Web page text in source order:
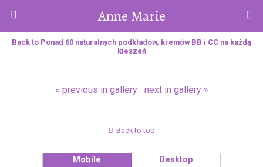
Anne Marie
Back to Ponad 60 naturalnych podkładów, kremów BB i CC na każdą
kieszeń
« previous in gallery next in gallery »
Back to top
Mobile Desktop